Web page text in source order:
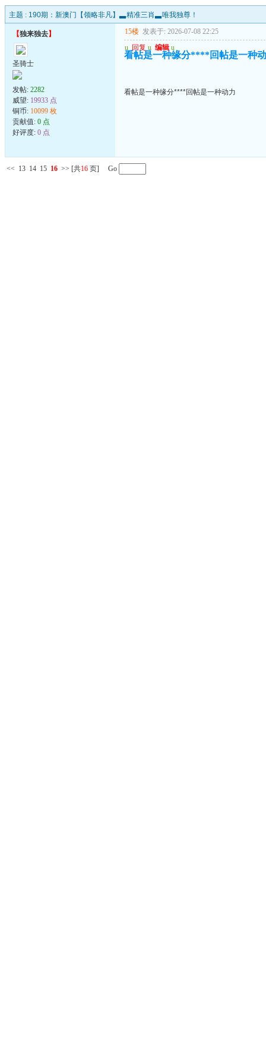
主题 : 190期：新澳门【领略非凡】▃精准三肖▃唯我独尊！
【独来独去】
圣骑士
发帖: 2282
威望: 19933 点
铜币: 10099 枚
贡献值: 0 点
好评度: 0 点
15楼 发表于: 2026-07-08 22:25
u 回复 u 编辑 u
看帖是一种缘分****回帖是一种
看帖是一种缘分****回帖是一种动力
<< 13 14 15 16 >> [共16 页] Go